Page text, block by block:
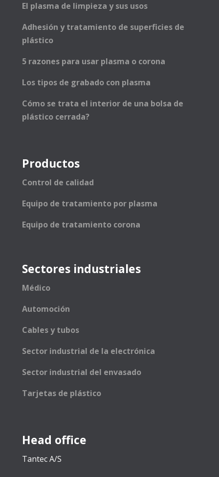
El plasma de limpieza y sus usos
Adhesión y tratamiento de superficies de
plástico
5 razones para usar plasma o corona
Los tipos de grabado con plasma
Cómo se trata el interior de una bolsa de
plástico cerrada?
Productos
Control de calidad
Equipo de tratamiento por plasma
Equipo de tratamiento corona
Sectores industriales
Médico
Automoción
Cables y tubos
Sector industrial de la electrónica
Sector industrial del envasado
Tarjetas de plástico
Head office
Tantec A/S